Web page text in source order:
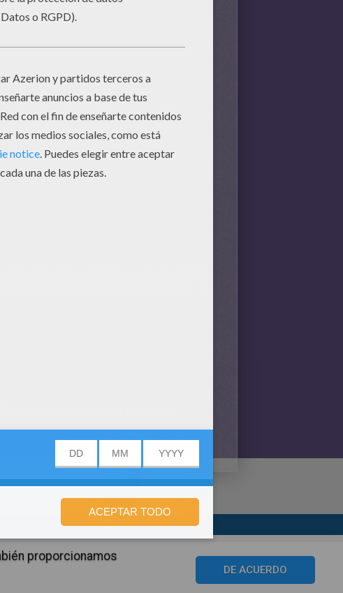
tus conocimientos en geografía
interactiva. Déjate atrapar en el
la memoría y vuelve a
de privacidad
proporcionamos
DE ACUERDO